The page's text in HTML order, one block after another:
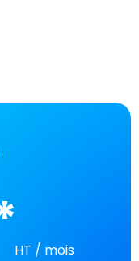
HT / mois